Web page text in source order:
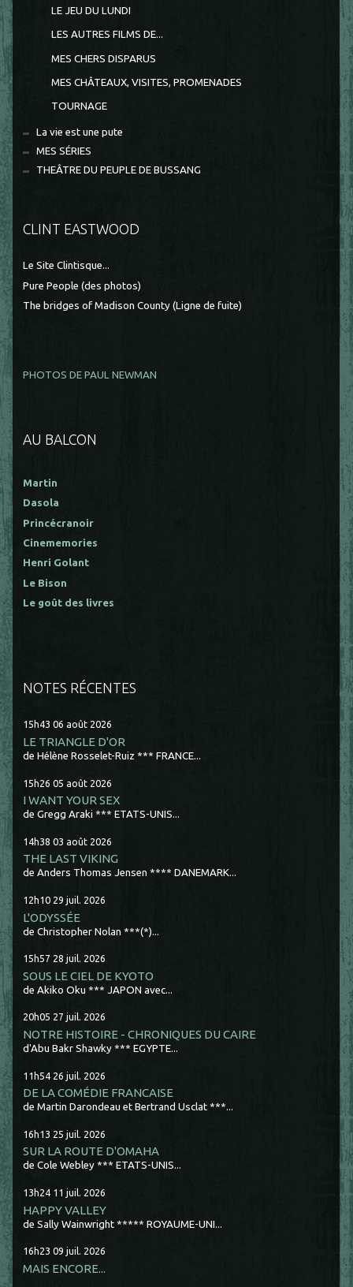
LE JEU DU LUNDI
LES AUTRES FILMS DE...
MES CHERS DISPARUS
MES CHÂTEAUX, VISITES, PROMENADES
TOURNAGE
La vie est une pute
MES SÉRIES
THEÂTRE DU PEUPLE DE BUSSANG
CLINT EASTWOOD
Le Site Clintisque...
Pure People (des photos)
The bridges of Madison County (Ligne de fuite)
PHOTOS DE PAUL NEWMAN
AU BALCON
Martin
Dasola
Princécranoir
Cinememories
Henri Golant
Le Bison
Le goût des livres
NOTES RÉCENTES
15h43 06 août 2026
LE TRIANGLE D'OR
de Hélène Rosselet-Ruiz *** FRANCE...
15h26 05 août 2026
I WANT YOUR SEX
de Gregg Araki *** ETATS-UNIS...
14h38 03 août 2026
THE LAST VIKING
de Anders Thomas Jensen **** DANEMARK...
12h10 29 juil. 2026
L'ODYSSÉE
de Christopher Nolan ***(*)...
15h57 28 juil. 2026
SOUS LE CIEL DE KYOTO
de Akiko Oku *** JAPON avec...
20h05 27 juil. 2026
NOTRE HISTOIRE - CHRONIQUES DU CAIRE
d'Abu Bakr Shawky *** EGYPTE...
11h54 26 juil. 2026
DE LA COMÉDIE FRANCAISE
de Martin Darondeau et Bertrand Usclat ***...
16h13 25 juil. 2026
SUR LA ROUTE D'OMAHA
de Cole Webley *** ETATS-UNIS...
13h24 11 juil. 2026
HAPPY VALLEY
de Sally Wainwright ***** ROYAUME-UNI...
16h23 09 juil. 2026
MAIS ENCORE...